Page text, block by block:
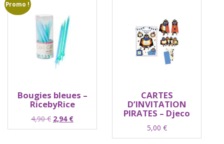
Promo !
Bougies bleues –
RicebyRice
4,90€ Le
prix
2,94 €Le
prix
CARTES
D’INVITATION
PIRATES – Djeco
5,00 €